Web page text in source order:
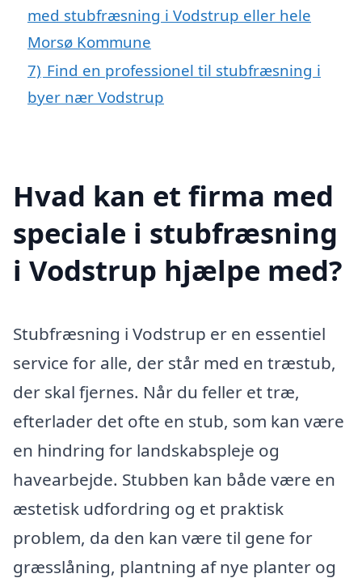
med stubfræsning i Vodstrup eller hele
Morsø Kommune
7) Find en professionel til stubfræsning i
byer nær Vodstrup
Hvad kan et firma med
speciale i stubfræsning
i Vodstrup hjælpe med?
Stubfræsning i Vodstrup er en essentiel
service for alle, der står med en træstub,
der skal fjernes. Når du feller et træ,
efterlader det ofte en stub, som kan være
en hindring for landskabspleje og
havearbejde. Stubben kan både være en
æstetisk udfordring og et praktisk
problem, da den kan være til gene for
græsslåning, plantning af nye planter og